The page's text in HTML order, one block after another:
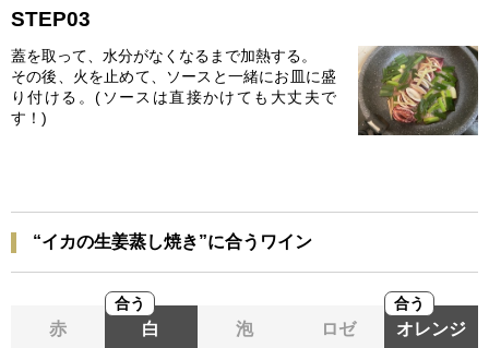
STEP03
蓋を取って、水分がなくなるまで加熱する。
その後、火を止めて、ソースと一緒にお皿に盛
り付ける。(ソースは直接かけても大丈夫で
す！)
“イカの生姜蒸し焼き”に合うワイン
赤
合う
白 泡 ロゼ
合う
オレンジ